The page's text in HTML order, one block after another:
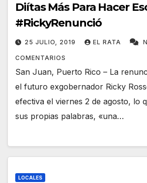
Diítas Más Para Hacer
#RickyRenunció
25 JULIO, 2019 EL RATA
COMENTARIOS
San Juan, Puerto Rico – La
el futuro exgobernador Ricky
efectiva el viernes 2 de agosto, lo
sus propias palabras, «una…
LOCALES